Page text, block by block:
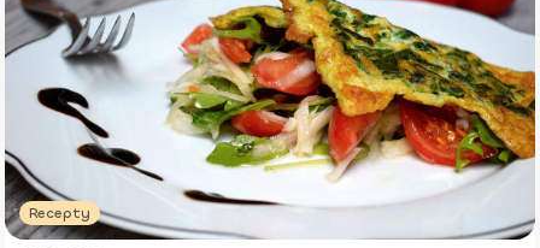
Recepty